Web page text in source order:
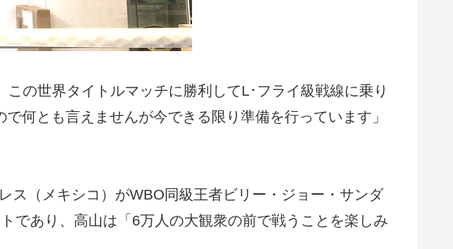
の世界タイトルマッチに勝利してL･フライ級戦線に乗り
何とも言えませんが今できる限り準備を行っています」
ス（メキシコ）がWBO同級王者ビリー・ジョー・サンダ
であり、高山は「6万人の大観衆の前で戦うことを楽しみ